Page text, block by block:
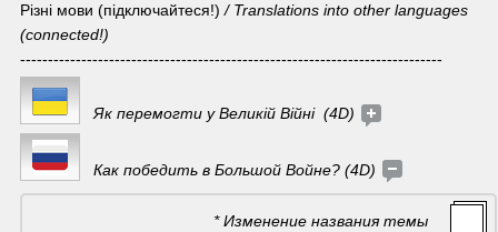
Різні мови (підключайтеся!) / Translations into other languages
(connected!)
----------------------------------------------------------------------------
Як перемогти у Великій Війні  (4D)
   Как победить в Большой Войне? (4D)
                                         * Изменение названия темы